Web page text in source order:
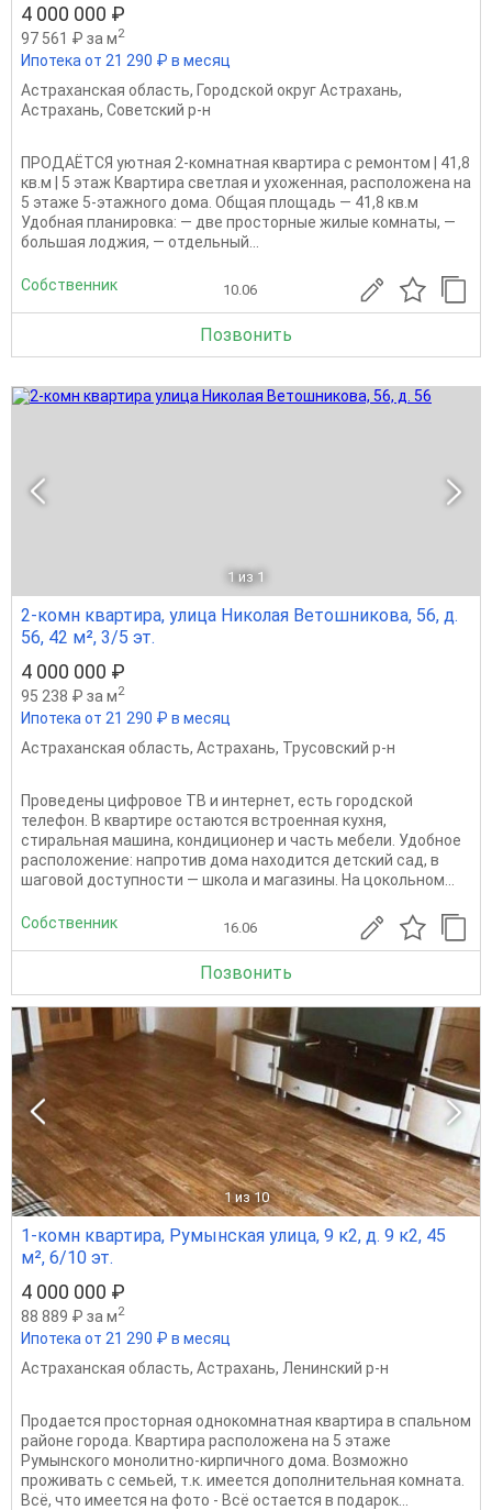
4 000 000 ₽
97 561 ₽ за м2
Ипотека от 21 290 ₽ в месяц
Астраханская область, Городской округ Астрахань,
Астрахань, Советский р-н
ПРОДАЁТСЯ уютная 2-комнатная квартира с ремонтом | 41,8
кв.м | 5 этаж Квартира светлая и ухоженная, расположена на
5 этаже 5-этажного дома. Общая площадь — 41,8 кв.м
Удобная планировка: — две просторные жилые комнаты, —
большая лоджия, — отдельный...
Собственник 10.06
Позвонить
1 из 1
2-комн квартира, улица Николая Ветошникова, 56, д.
56, 42 м², 3/5 эт.
4 000 000 ₽
95 238 ₽ за м2
Ипотека от 21 290 ₽ в месяц
Астраханская область, Астрахань, Трусовский р-н
Проведены цифровое ТВ и интернет, есть городской
телефон. В квартире остаются встроенная кухня,
стиральная машина, кондиционер и часть мебели. Удобное
расположение: напротив дома находится детский сад, в
шаговой доступности — школа и магазины. На цокольном...
Собственник 16.06
Позвонить
1 из 10
1-комн квартира, Румынская улица, 9 к2, д. 9 к2, 45
м², 6/10 эт.
4 000 000 ₽
88 889 ₽ за м2
Ипотека от 21 290 ₽ в месяц
Астраханская область, Астрахань, Ленинский р-н
Продается просторная однокомнатная квартира в спальном
районе города. Квартира расположена на 5 этаже
Румынского монолитно-кирпичного дома. Возможно
проживать с семьей, т.к. имеется дополнительная комната.
Всё, что имеется на фото - Всё остается в подарок...